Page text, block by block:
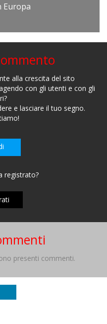
Europa
alla crescita del sito
con gli utenti e con gli
e lasciare il tuo segno.
registrato?
presenti commenti.